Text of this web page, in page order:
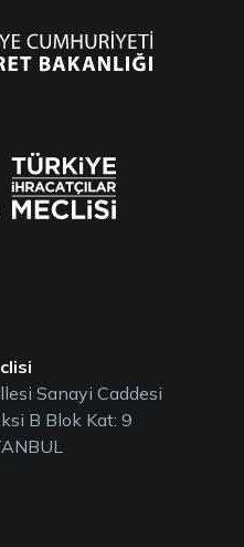
Sanayi Caddesi
B Blok Kat: 9